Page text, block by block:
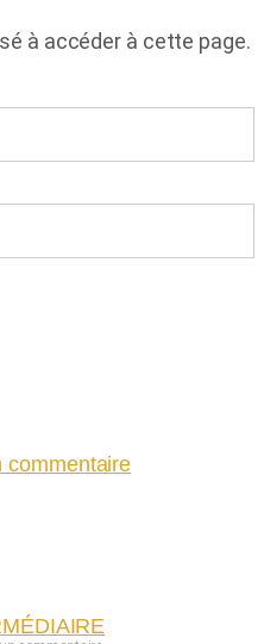
à accéder à cette page.
commentaire